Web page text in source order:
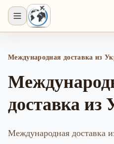
Международная доставка из
доставка
Международная доставка